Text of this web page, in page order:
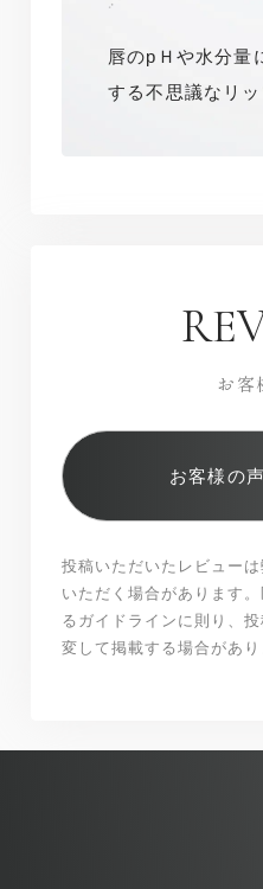
唇のpＨや水分量
する不思議なリ
お客
お客様の
投稿いただいたレビュー
いただく場合があります
るガイドラインに則り、
変して掲載する場合があり